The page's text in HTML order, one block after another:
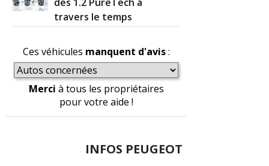
des 1.2 PureTech à
travers le temps
Ces véhicules manquent d'avis:
Merci à tous les propriétaires
pour votre aide !
INFOS PEUGEOT